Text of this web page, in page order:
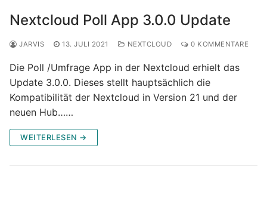
Nextcloud Poll App 3.0.0 Update
JARVIS 13. JULI 2021 NEXTCLOUD 0 KOMMENTARE
Die Poll /Umfrage App in der Nextcloud erhielt das
Update 3.0.0. Dieses stellt hauptsächlich die
Kompatibilität der Nextcloud in Version 21 und der
neuen Hub……
WEITERLESEN →